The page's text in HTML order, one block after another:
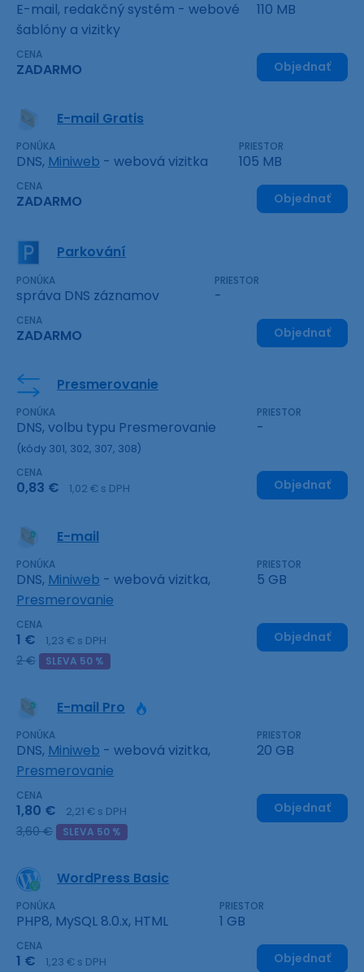
E-mail, redakčný systém - webové
šablóny a vizitky
110 MB
CENA
ZADARMO Objednať
E-mail Gratis
PONÚKA
DNS, Miniweb - webová vizitka
PRIESTOR
105 MB
CENA
ZADARMO Objednať
Parkování
PONÚKA
správa DNS záznamov
PRIESTOR
-
CENA
ZADARMO Objednať
Presmerovanie
PONÚKA
DNS, volbu typu Presmerovanie
(kódy 301, 302, 307, 308)
PRIESTOR
-
CENA
0,83 € 1,02 € s DPH Objednať
E-mail
PONÚKA
DNS, Miniweb - webová vizitka,
Presmerovanie
PRIESTOR
5 GB
CENA
1 € 1,23 € s DPH
2 € SLEVA 50 %
Objednať
E-mail Pro
PONÚKA
DNS, Miniweb - webová vizitka,
Presmerovanie
PRIESTOR
20 GB
CENA
1,80 € 2,21 € s DPH
3,60 € SLEVA 50 %
Objednať
WordPress Basic
PONÚKA
PHP8, MySQL 8.0.x, HTML
PRIESTOR
1 GB
CENA
1 € 1,23 € s DPH Objednať